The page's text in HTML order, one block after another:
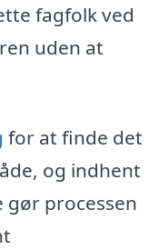
fagfolk ved
uden at
for at finde det
og indhent
gør processen